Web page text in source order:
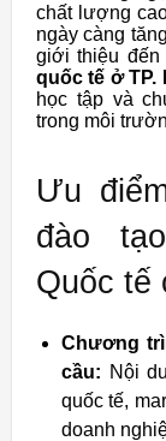
chất lượng
ngày càng
giới thiệu đến
quốc tế ở TP.
học tập và
trong môi
Ưu
đào
Quốc tế
Chương
cầu: Nội
quốc tế,
doanh